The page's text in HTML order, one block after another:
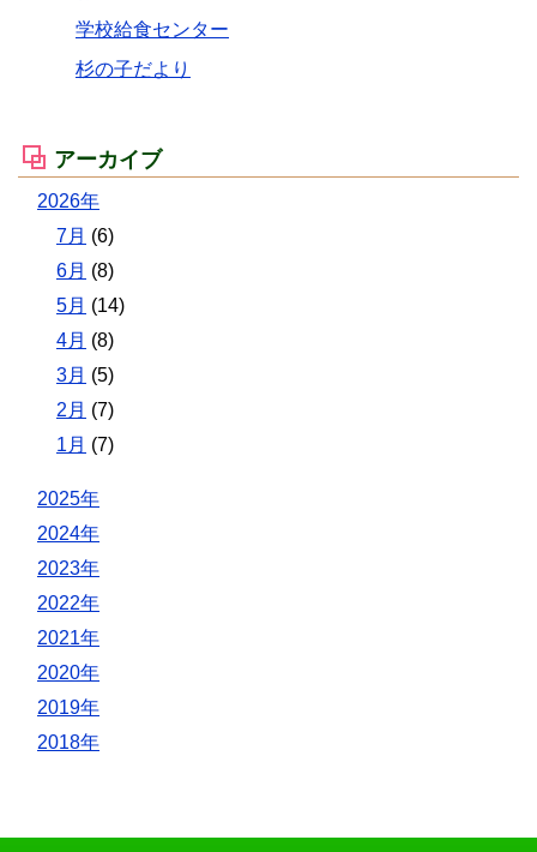
学校給食センター
杉の子だより
アーカイブ
2026年
7月 (6)
6月 (8)
5月 (14)
4月 (8)
3月 (5)
2月 (7)
1月 (7)
2025年
2024年
2023年
2022年
2021年
2020年
2019年
2018年